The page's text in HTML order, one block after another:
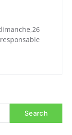
Search